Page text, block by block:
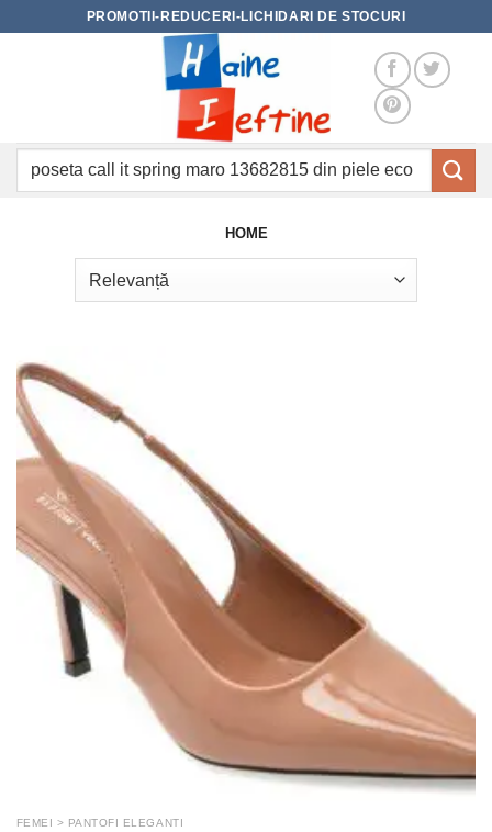
PROMOTII-REDUCERI-LICHIDARI DE STOCURI
HOME
FEMEI > PANTOFI ELEGANTI